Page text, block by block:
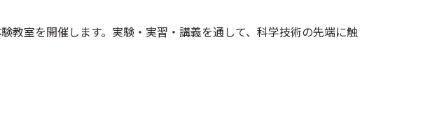
教室を開催します。実験・実習・講義を通して、科学技術の先端に触